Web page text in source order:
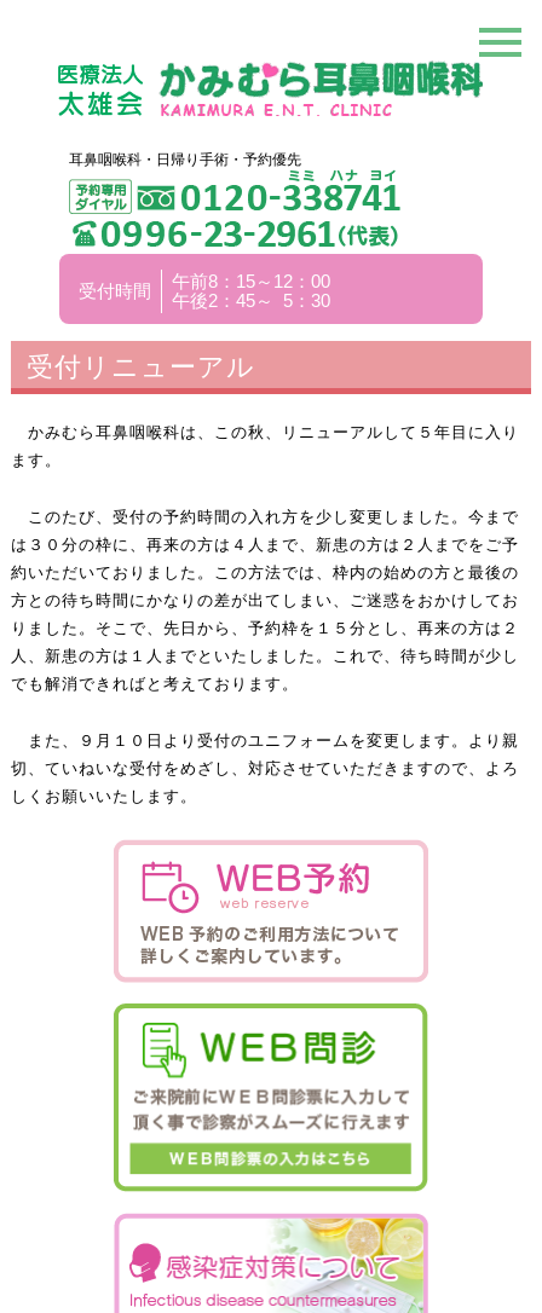
耳鼻咽喉科・日帰り手術・予約優先
受付時間
午前8：15～12：00
午後2：45～ 5：30
受付リニューアル
かみむら耳鼻咽喉科は、この秋、リニューアルして５年目に入り
ます。
このたび、受付の予約時間の入れ方を少し変更しました。今まで
は３０分の枠に、再来の方は４人まで、新患の方は２人までをご予
約いただいておりました。この方法では、枠内の始めの方と最後の
方との待ち時間にかなりの差が出てしまい、ご迷惑をおかけしてお
りました。そこで、先日から、予約枠を１５分とし、再来の方は２
人、新患の方は１人までといたしました。これで、待ち時間が少し
でも解消できればと考えております。
また、９月１０日より受付のユニフォームを変更します。より親
切、ていねいな受付をめざし、対応させていただきますので、よろ
しくお願いいたします。